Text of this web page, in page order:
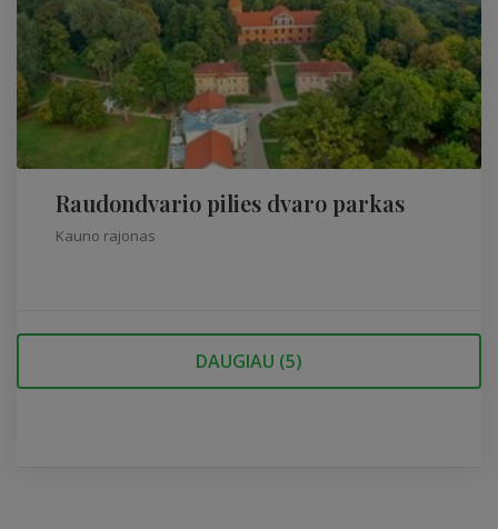
Raudondvario pilies dvaro parkas
Kauno rajonas
DAUGIAU (5)